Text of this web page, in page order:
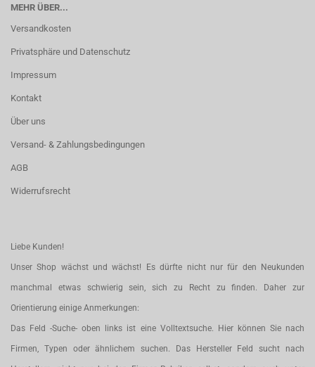
MEHR ÜBER...
Versandkosten
Privatsphäre und Datenschutz
Impressum
Kontakt
Über uns
Versand- & Zahlungsbedingungen
AGB
Widerrufsrecht
Liebe Kunden!
Unser Shop wächst und wächst! Es dürfte nicht nur für den Neukunden
manchmal etwas schwierig sein, sich zu Recht zu finden. Daher zur
Orientierung einige Anmerkungen:
Das Feld -Suche- oben links ist eine Volltextsuche. Hier können Sie nach
Firmen, Typen oder ähnlichem suchen. Das Hersteller Feld sucht nach